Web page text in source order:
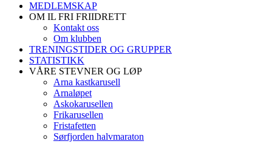
MEDLEMSKAP
OM IL FRI FRIIDRETT
Kontakt oss
Om klubben
TRENINGSTIDER OG GRUPPER
STATISTIKK
VÅRE STEVNER OG LØP
Arna kastkarusell
Arnaløpet
Askokarusellen
Frikarusellen
Fristafetten
Sørfjorden halvmaraton